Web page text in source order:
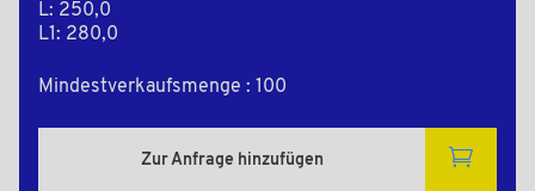
L: 250,0
L1: 280,0
Mindestverkaufsmenge : 100
Zur Anfrage hinzufügen